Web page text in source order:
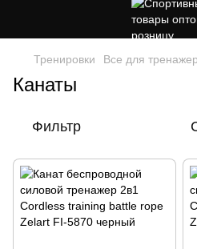
Тренировки Все для
Канаты
Фильтр